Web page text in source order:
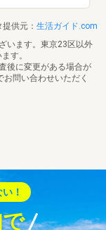
供元： 生活ガイド.com
います。東京23区以外
す。
後に変更がある場合が
問い合わせいただく
！